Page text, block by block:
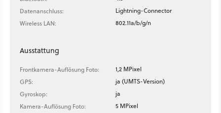
Datenanschluss:
Lightning-Connector
Wireless LAN:
802.11a/b/g/n
Ausstattung
Frontkamera-Auflösung Foto:
1,2 MPixel
GPS:
ja (UMTS-Version)
Gyroskop:
ja
Kamera-Auflösung Foto:
5 MPixel